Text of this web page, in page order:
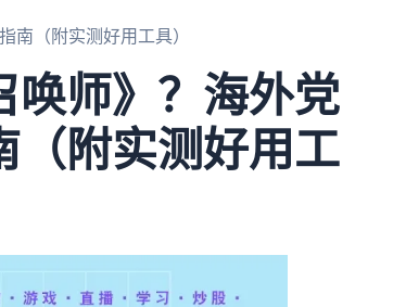
南（附实测好用工具）
唤师》？海外党
（附实测好用工